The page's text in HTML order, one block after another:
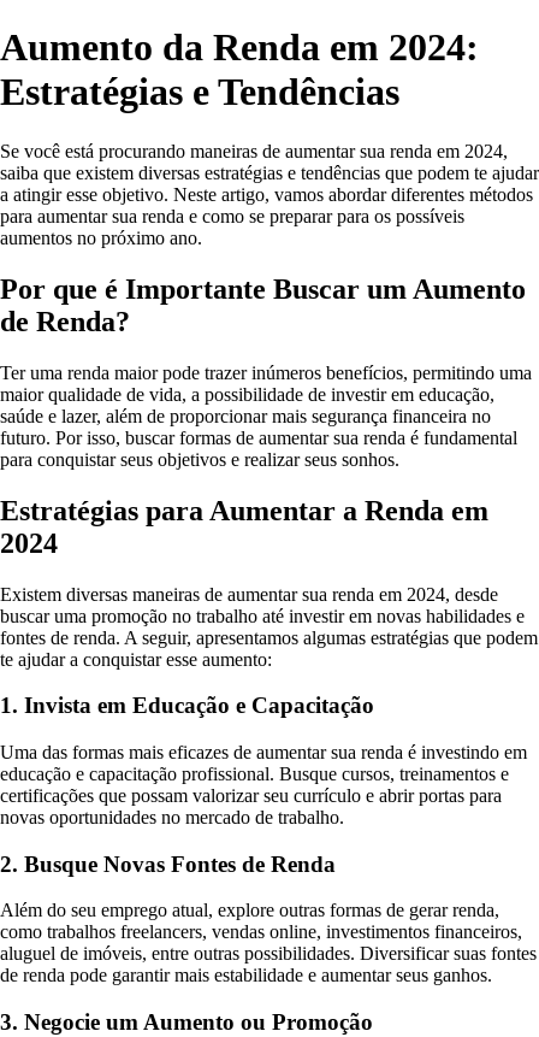
Aumento da Renda em 2024:
Estratégias e Tendências
Se você está procurando maneiras de aumentar sua renda em 2024,
saiba que existem diversas estratégias e tendências que podem te ajudar
a atingir esse objetivo. Neste artigo, vamos abordar diferentes métodos
para aumentar sua renda e como se preparar para os possíveis
aumentos no próximo ano.
Por que é Importante Buscar um Aumento
de Renda?
Ter uma renda maior pode trazer inúmeros benefícios, permitindo uma
maior qualidade de vida, a possibilidade de investir em educação,
saúde e lazer, além de proporcionar mais segurança financeira no
futuro. Por isso, buscar formas de aumentar sua renda é fundamental
para conquistar seus objetivos e realizar seus sonhos.
Estratégias para Aumentar a Renda em
2024
Existem diversas maneiras de aumentar sua renda em 2024, desde
buscar uma promoção no trabalho até investir em novas habilidades e
fontes de renda. A seguir, apresentamos algumas estratégias que podem
te ajudar a conquistar esse aumento:
1. Invista em Educação e Capacitação
Uma das formas mais eficazes de aumentar sua renda é investindo em
educação e capacitação profissional. Busque cursos, treinamentos e
certificações que possam valorizar seu currículo e abrir portas para
novas oportunidades no mercado de trabalho.
2. Busque Novas Fontes de Renda
Além do seu emprego atual, explore outras formas de gerar renda,
como trabalhos freelancers, vendas online, investimentos financeiros,
aluguel de imóveis, entre outras possibilidades. Diversificar suas fontes
de renda pode garantir mais estabilidade e aumentar seus ganhos.
3. Negocie um Aumento ou Promoção